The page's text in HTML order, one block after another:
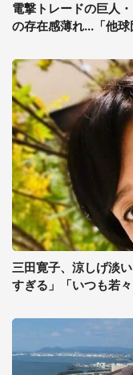
電撃トレードの巨人
の存在感薄れ...「他
三田寛子、涼しげ淡
すぎる」「いつも若々